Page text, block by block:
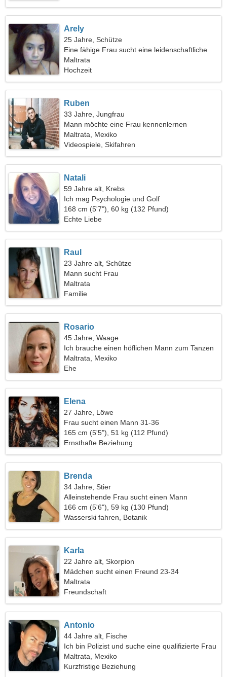
Arely
25 Jahre, Schütze
Eine fähige Frau sucht eine leidenschaftliche
Beziehung
Maltrata
Hochzeit
Ruben
33 Jahre, Jungfrau
Mann möchte eine Frau kennenlernen
Maltrata, Mexiko
Videospiele, Skifahren
Natali
59 Jahre alt, Krebs
Ich mag Psychologie und Golf
168 cm (5'7"), 60 kg (132 Pfund)
Echte Liebe
Raul
23 Jahre alt, Schütze
Mann sucht Frau
Maltrata
Familie
Rosario
45 Jahre, Waage
Ich brauche einen höflichen Mann zum Tanzen
Maltrata, Mexiko
Ehe
Elena
27 Jahre, Löwe
Frau sucht einen Mann 31-36
165 cm (5'5"), 51 kg (112 Pfund)
Ernsthafte Beziehung
Brenda
34 Jahre, Stier
Alleinstehende Frau sucht einen Mann
166 cm (5'6"), 59 kg (130 Pfund)
Wasserski fahren, Botanik
Karla
22 Jahre alt, Skorpion
Mädchen sucht einen Freund 23-34
Maltrata
Freundschaft
Antonio
44 Jahre alt, Fische
Ich bin Polizist und suche eine qualifizierte Frau
Maltrata, Mexiko
Kurzfristige Beziehung